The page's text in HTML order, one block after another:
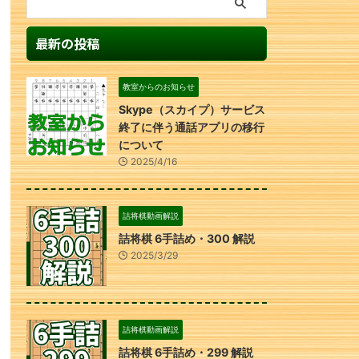
最新の投稿
教室からのお知らせ
Skype（スカイプ）サービス
終了に伴う通話アプリの移行
について
2025/4/16
詰将棋動画解説
詰将棋 6手詰め・300 解説
2025/3/29
詰将棋動画解説
詰将棋 6手詰め・299 解説